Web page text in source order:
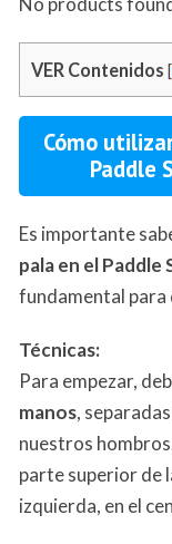
VER Contenidos [
Cómo
Paddle
Es importante
pala en el Paddle
fundamental para
Técnicas:
Para empezar,
manos,
nuestros
parte superior de
izquierda, en el